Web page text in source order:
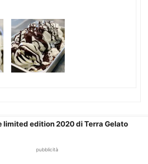
limited edition 2020 di Terra Gelato
pubblicità